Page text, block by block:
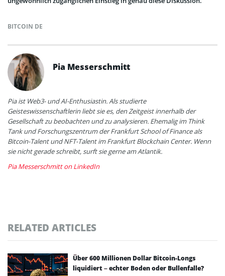
BITCOIN DE
Pia Messerschmitt
Pia ist Web3- und AI-Enthusiastin. Als studierte
Geisteswissenschaftlerin liebt sie es, den Zeitgeist innerhalb der
Gesellschaft zu beobachten und zu analysieren. Ehemalig im Think
Tank und Forschungszentrum der Frankfurt School of Finance als
Bitcoin-Talent und NFT-Talent im Frankfurt Blockchain Center. Wenn
sie nicht gerade schreibt, surft sie gerne am Atlantik.
Pia Messerschmitt on LinkedIn
RELATED ARTICLES
Über 600 Millionen Dollar Bitcoin-Longs
liquidiert – echter Boden oder Bullenfalle?